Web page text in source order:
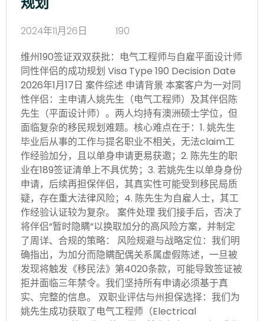
2024年11月26日
190
维州190签证双双获批：电气工程师与自雇平面设计师
同性伴侣的成功规划 Visa Type 190 Decision Date
2026年1月17日 案件综述 申请背景 本案客户为一对同
性伴侣：主申请人姚先生（电气工程师）及其伴侣陈
先生（平面设计师）。两人均持有澳洲硕士学位，但
面临复杂的移民规划难题。核心难点在于：1. 姚先生
毕业后从事的工作与提名职业不相关，无法claim工
作经验加分，且以单身申请更易获邀；2. 陈先生的职
业在189签证清单上不具优势；3. 若姚先生以单身身份
申请，后续再担保伴侣，其真实性可能受到移民局质
疑，存在重大法律风险；4. 陈先生为自雇人士，其工
作经验认证较为复杂。 案件处理 我们接手后，否决了
将伴侣“暂时隐瞒”以换取加分的高风险方案，并制定
了周详、合规的策略： 风险规避与战略定位：我们明
确指出，为加分而隐瞒配偶关系属虚假陈述，一旦被
发现将触发《移民法》第4020条款，可能导致签证被
拒并面临三年禁令。我们坚持所有申请必须基于真
实、完整的信息。 双职业评估与州担保选择：我们为
姚先生成功获取了电气工程师（Electrical